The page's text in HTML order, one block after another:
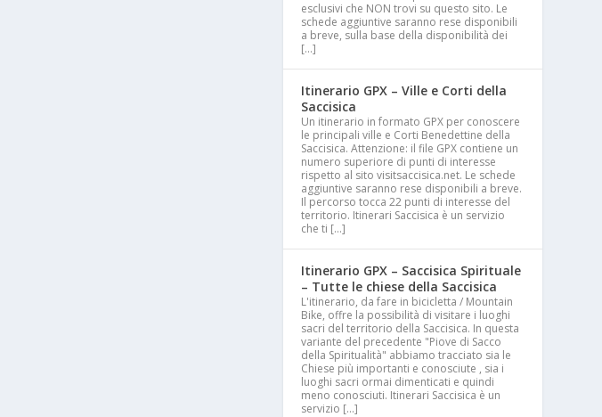
esclusivi che NON trovi su questo sito. Le
schede aggiuntive saranno rese disponibili
a breve, sulla base della disponibilità dei
[…]
Itinerario GPX – Ville e Corti della
Saccisica
Un itinerario in formato GPX per conoscere
le principali ville e Corti Benedettine della
Saccisica. Attenzione: il file GPX contiene un
numero superiore di punti di interesse
rispetto al sito visitsaccisica.net. Le schede
aggiuntive saranno rese disponibili a breve.
Il percorso tocca 22 punti di interesse del
territorio. Itinerari Saccisica è un servizio
che ti […]
Itinerario GPX – Saccisica Spirituale
– Tutte le chiese della Saccisica
L'itinerario, da fare in bicicletta / Mountain
Bike, offre la possibilità di visitare i luoghi
sacri del territorio della Saccisica. In questa
variante del precedente "Piove di Sacco
della Spiritualità" abbiamo tracciato sia le
Chiese più importanti e conosciute , sia i
luoghi sacri ormai dimenticati e quindi
meno conosciuti. Itinerari Saccisica è un
servizio […]